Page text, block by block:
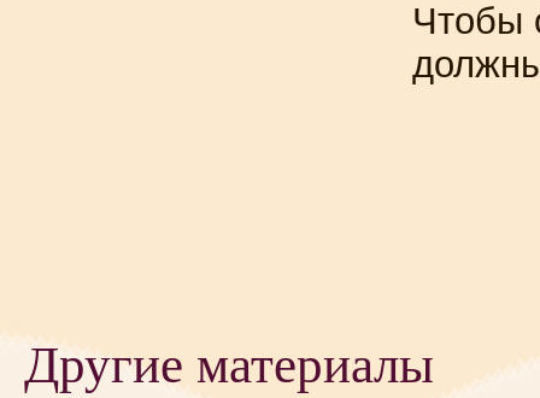
Чтобы
Другие материалы